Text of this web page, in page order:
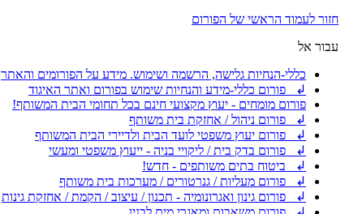
חזור לעמוד הראשי של הפורום
עבור אל
כללי-הנחיות גלישה, הרשמה ושימוש. מידע על הפורומים והאתר
↲ פורום כללי-מידע והנחיות שימוש בפורום ואתר האיגוד
פורום מומחים - יעוץ מקצועי חינם בכל תחומי הבית המשותף!
↲ פורום ניהול / אחזקת בית משותף
↲ פורום יעוץ משפטי לועד הבית ולדיירי הבית המשותף
↲ פורום בדק בית / ליקויי בניה - ייעוץ משפטי ומעשי
↲ ביטוח בתים משותפים - חדש!
↲ פורום מעליות / גנרטורים / מערכות בית משותף
↲ פורום גינון ואגרונומיה - תכנון / עיצוב / הקמת / אחזקת גינות